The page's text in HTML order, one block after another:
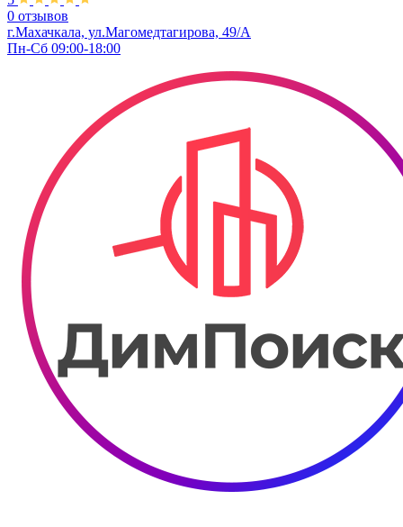
0 отзывов
г.Махачкала, ул.Магомедтагирова, 49/А
Пн-Сб 09:00-18:00